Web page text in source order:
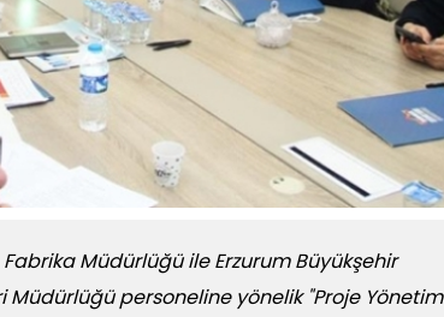
Fabrika Müdürlüğü ile Erzurum Büyükşehir
Müdürlüğü personeline yönelik "Proje Yönetim